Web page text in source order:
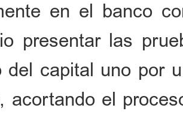
en el banco
presentar las
del capital uno por
acortando el